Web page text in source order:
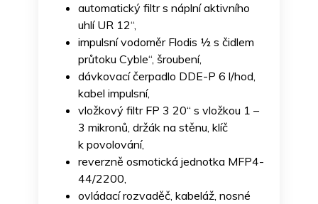
automatický filtr s náplní aktivního
uhlí UR 12“,
impulsní vodoměr Flodis ½ s čidlem
průtoku Cyble“, šroubení,
dávkovací čerpadlo DDE-P 6 l/hod,
kabel impulsní,
vložkový filtr FP 3 20“ s vložkou 1 –
3 mikronů, držák na stěnu, klíč
k povolování,
reverzně osmotická jednotka MFP4-
44/2200,
ovládací rozvaděč, kabeláž, nosné